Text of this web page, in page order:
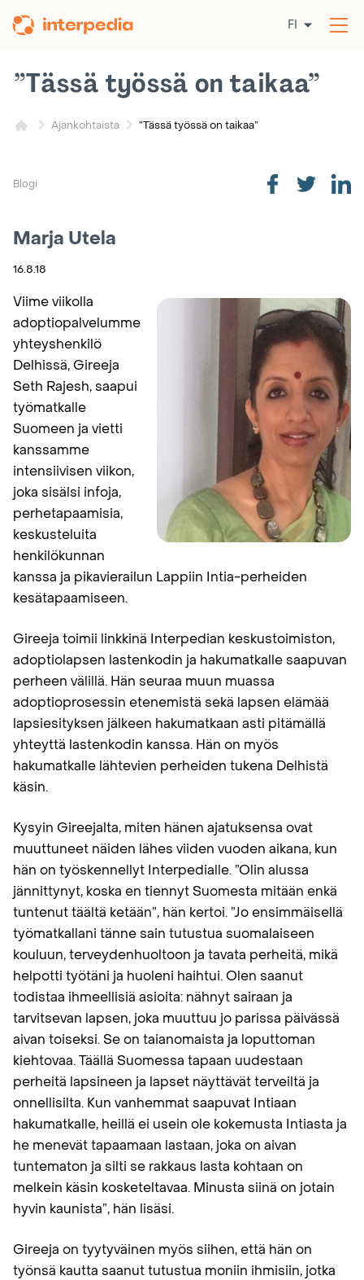
sisältöön
FI
Ajankohtaista ”Tässä työssä on taikaa”
”Tässä työssä on taikaa”
Blogi
Marja Utela
16.8.18
Viime viikolla
adoptiopalvelumme
yhteyshenkilö
Delhissä, Gireeja
Seth Rajesh, saapui
työmatkalle
Suomeen ja vietti
kanssamme
intensiivisen viikon,
joka sisälsi infoja,
perhetapaamisia,
keskusteluita
henkilökunnan
kanssa ja pikavierailun Lappiin Intia-perheiden
kesätapaamiseen.
Gireeja toimii linkkinä Interpedian keskustoimiston,
adoptiolapsen lastenkodin ja hakumatkalle saapuvan
perheen välillä. Hän seuraa muun muassa
adoptioprosessin etenemistä sekä lapsen elämää
lapsiesityksen jälkeen hakumatkaan asti pitämällä
yhteyttä lastenkodin kanssa. Hän on myös
hakumatkalle lähtevien perheiden tukena Delhistä
käsin.
Kysyin Gireejalta, miten hänen ajatuksensa ovat
muuttuneet näiden lähes viiden vuoden aikana, kun
hän on työskennellyt Interpedialle. ”Olin alussa
jännittynyt, koska en tiennyt Suomesta mitään enkä
tuntenut täältä ketään”, hän kertoi. ”Jo ensimmäisellä
työmatkallani tänne sain tutustua suomalaiseen
kouluun, terveydenhuoltoon ja tavata perheitä, mikä
helpotti työtäni ja huoleni haihtui. Olen saanut
todistaa ihmeellisiä asioita: nähnyt sairaan ja
tarvitsevan lapsen, joka muuttuu jo parissa päivässä
aivan toiseksi. Se on taianomaista ja loputtoman
kiehtovaa. Täällä Suomessa tapaan uudestaan
perheitä lapsineen ja lapset näyttävät terveiltä ja
onnellisilta. Kun vanhemmat saapuvat Intiaan
hakumatkalle, heillä ei usein ole kokemusta Intiasta ja
he menevät tapaamaan lastaan, joka on aivan
tuntematon ja silti se rakkaus lasta kohtaan on
melkein käsin kosketeltavaa. Minusta siinä on jotain
hyvin kaunista”, hän lisäsi.
Gireeja on tyytyväinen myös siihen, että hän on
työnsä kautta saanut tutustua moniin ihmisiin, jotka